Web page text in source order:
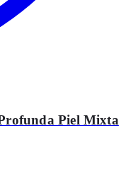
Piel Mixta